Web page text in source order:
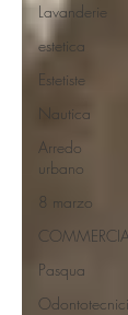
Lavanderie
estetica
Estetiste
Nautica
Arredo
urbano
8 marzo
Pasqua
Odontotecnici